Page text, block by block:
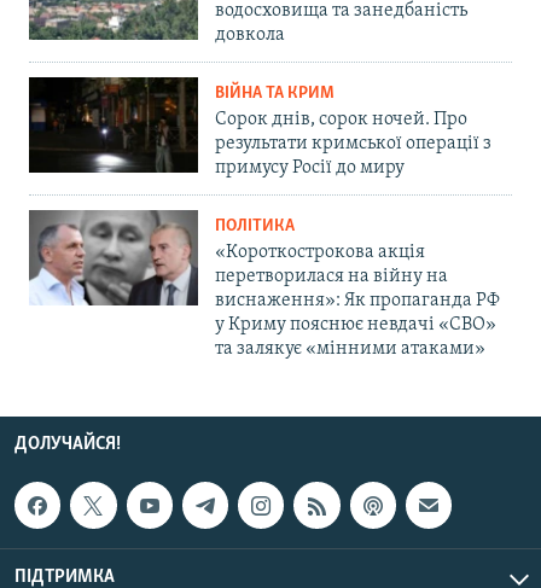
водосховища та занедбаність
довкола
ВІЙНА ТА КРИМ
Сорок днів, сорок ночей. Про
результати кримської операції з
примусу Росії до миру
ПОЛІТИКА
«Короткострокова акція
перетворилася на війну на
виснаження»: Як пропаганда РФ
у Криму пояснює невдачі «СВО»
та залякує «мінними атаками»
ДОЛУЧАЙСЯ!
ПІДТРИМКА